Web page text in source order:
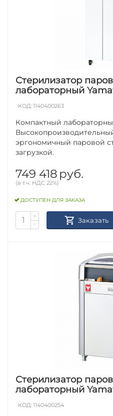
Стерилизатор
лабораторный
КОД:1140400263
Компактный
эргономичный паровой
загрузкой.
749 418 руб.
(в т.ч. НДС 22%)
ДОСТУПЕН ДЛЯ ЗАКАЗА
+
−
Заказать
Стерилизатор
лабораторный
КОД:1140400254